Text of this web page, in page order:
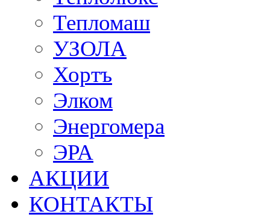
Тепломаш
УЗОЛА
Хортъ
Элком
Энергомера
ЭРА
АКЦИИ
КОНТАКТЫ